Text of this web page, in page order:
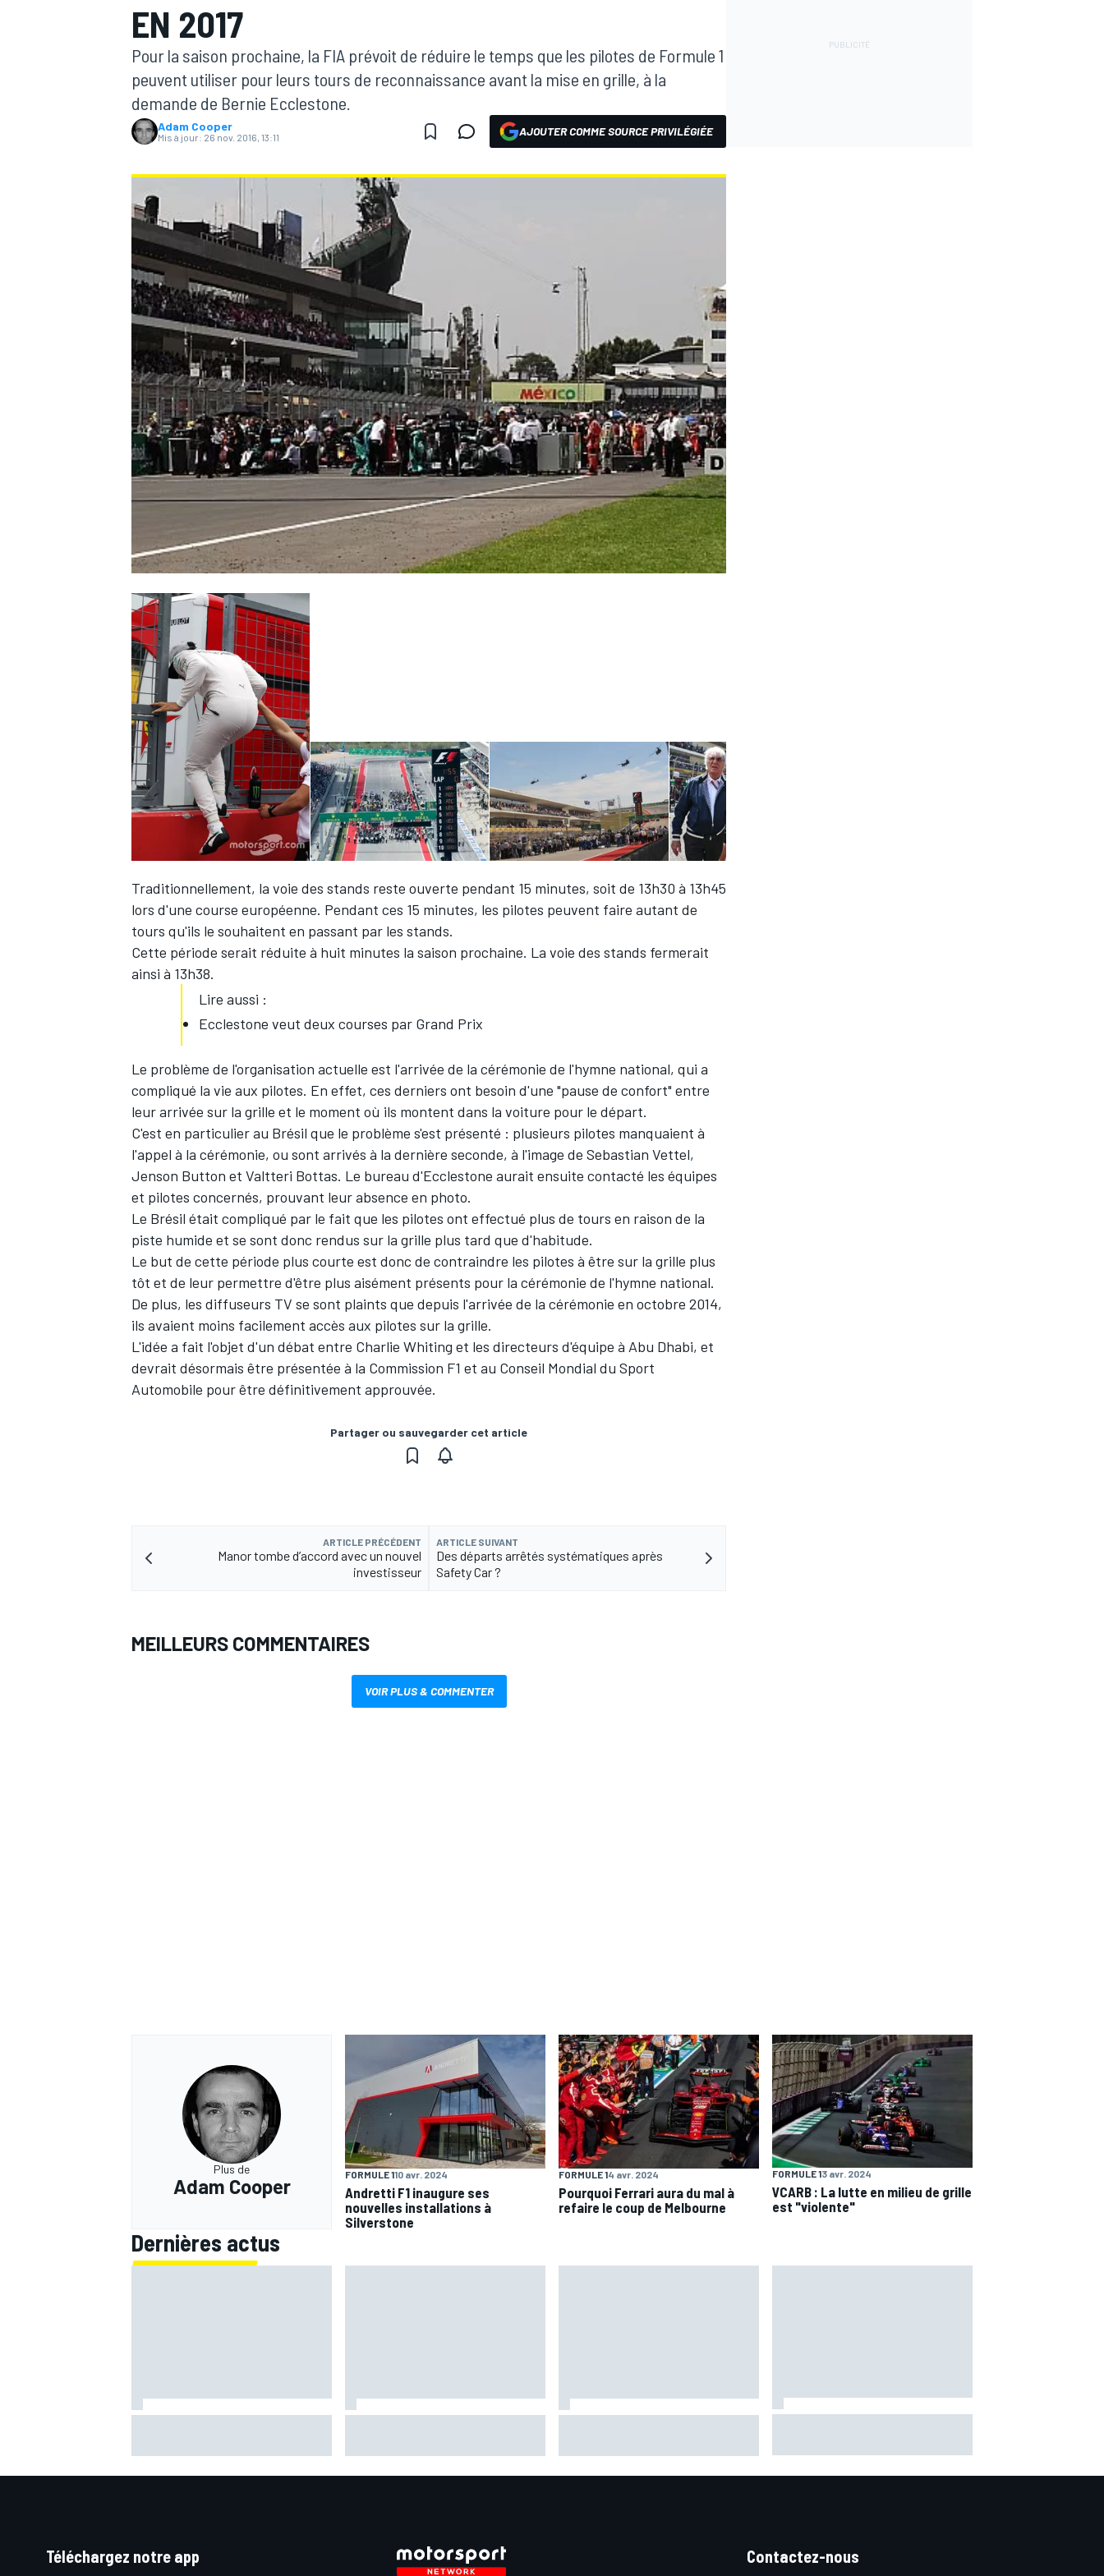
MOTOGP
WRC
WEC
EN 2017
Pour la saison prochaine, la FIA prévoit de réduire le temps que les pilotes de Formule 1
peuvent utiliser pour leurs tours de reconnaissance avant la mise en grille, à la
demande de Bernie Ecclestone.
Adam Cooper
Mis à jour: 26 nov. 2016, 13:11 AJOUTER COMME SOURCE PRIVILÉGIÉE
Traditionnellement, la voie des stands reste ouverte pendant 15 minutes, soit de 13h30 à 13h45
lors d'une course européenne. Pendant ces 15 minutes, les pilotes peuvent faire autant de
tours qu'ils le souhaitent en passant par les stands.
Cette période serait réduite à huit minutes la saison prochaine. La voie des stands fermerait
ainsi à 13h38.
Lire aussi :
Ecclestone veut deux courses par Grand Prix
Le problème de l'organisation actuelle est l'arrivée de la cérémonie de l'hymne national, qui a
compliqué la vie aux pilotes. En effet, ces derniers ont besoin d'une "pause de confort" entre
leur arrivée sur la grille et le moment où ils montent dans la voiture pour le départ.
C'est en particulier au Brésil que le problème s'est présenté : plusieurs pilotes manquaient à
l'appel à la cérémonie, ou sont arrivés à la dernière seconde, à l'image de Sebastian Vettel,
Jenson Button et Valtteri Bottas. Le bureau d'Ecclestone aurait ensuite contacté les équipes
et pilotes concernés, prouvant leur absence en photo.
Le Brésil était compliqué par le fait que les pilotes ont effectué plus de tours en raison de la
piste humide et se sont donc rendus sur la grille plus tard que d'habitude.
Le but de cette période plus courte est donc de contraindre les pilotes à être sur la grille plus
tôt et de leur permettre d'être plus aisément présents pour la cérémonie de l'hymne national.
De plus, les diffuseurs TV se sont plaints que depuis l'arrivée de la cérémonie en octobre 2014,
ils avaient moins facilement accès aux pilotes sur la grille.
L'idée a fait l'objet d'un débat entre Charlie Whiting et les directeurs d'équipe à Abu Dhabi, et
devrait désormais être présentée à la Commission F1 et au Conseil Mondial du Sport
Automobile pour être définitivement approuvée.
Partager ou sauvegarder cet article
ARTICLE PRÉCÉDENT
Manor tombe d’accord avec un nouvel
investisseur
ARTICLE SUIVANT
Des départs arrêtés systématiques après
Safety Car ?
MEILLEURS COMMENTAIRES
VOIR PLUS & COMMENTER
Plus de
Adam Cooper
FORMULE 110 avr. 2024
Andretti F1 inaugure ses
nouvelles installations à
Silverstone
FORMULE 14 avr. 2024
Pourquoi Ferrari aura du mal à
refaire le coup de Melbourne
FORMULE 13 avr. 2024
VCARB : La lutte en milieu de grille
est "violente"
Dernières actus
besoin d'air frais"
bras
Téléchargez notre app Contactez-nous